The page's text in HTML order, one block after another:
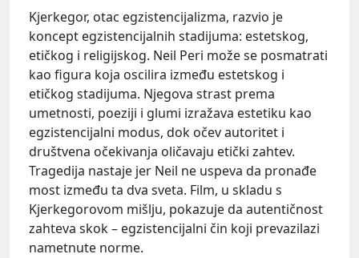
Kjerkegor, otac egzistencijalizma, razvio je
koncept egzistencijalnih stadijuma: estetskog,
etičkog i religijskog. Neil Peri može se posmatrati
kao figura koja oscilira između estetskog i
etičkog stadijuma. Njegova strast prema
umetnosti, poeziji i glumi izražava estetiku kao
egzistencijalni modus, dok očev autoritet i
društvena očekivanja oličavaju etički zahtev.
Tragedija nastaje jer Neil ne uspeva da pronađe
most između ta dva sveta. Film, u skladu s
Kjerkegorovom mišlju, pokazuje da autentičnost
zahteva skok – egzistencijalni čin koji prevazilazi
nametnute norme.